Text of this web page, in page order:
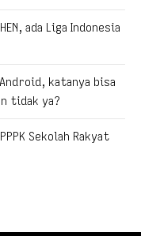
ada Liga Indonesia
katanya bisa
tidak ya?
Sekolah Rakyat